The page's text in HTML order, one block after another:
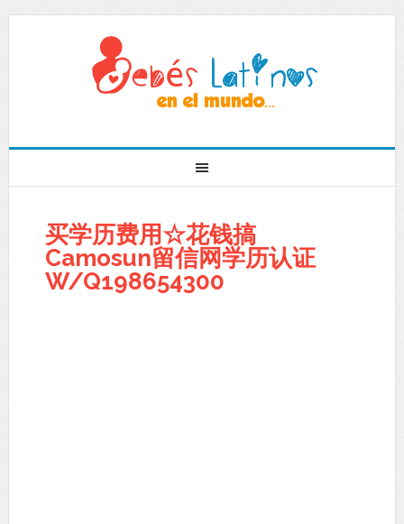
买学历费用☆花钱搞
Camosun留信网学历认证
W/Q198654300